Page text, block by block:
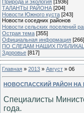
Природа и экология [1936]
ТАЛАНТЫ РАЙОНА [204]
Новости Южного куста [243]
Новости соседних районов
Новости сельских поселений
Острая тема [355]
Официальная информация [266]
ПО СЛЕДАМ НАШИХ
Здоровье [817]
Главная » 2013 » Август » 06
НОВОСПАССКИЙ РАЙОН НА
Специалисты
года.